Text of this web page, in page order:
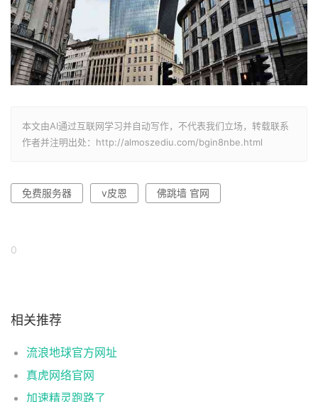
本文由AI通过互联网学习并自动写作，不代表我们立场，转载联系
作者并注明出处：http://almoszediu.com/bgin8nbe.html
免费服务器 v皮恩 佛跳墙 官网
0
相关推荐
流浪地球官方网址
真虎网络官网
加速精灵跑路了